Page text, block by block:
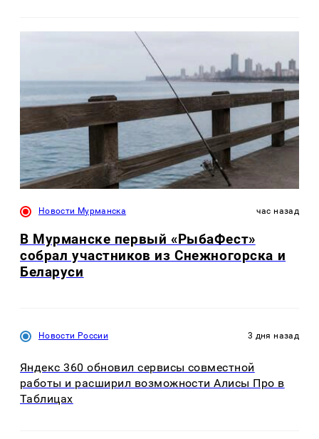
Новости Мурманска час назад
В Мурманске первый «РыбаФест»
собрал участников из Снежногорска и
Беларуси
Новости России 3 дня назад
Яндекс 360 обновил сервисы совместной
работы и расширил возможности Алисы Про в
Таблицах